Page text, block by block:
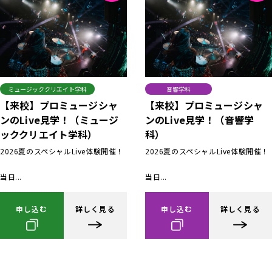
ミュージッククリエイト学科
【来校】プロミュージシャ
ンのLive見学！（ミュージ
ッククリエイト学科）
2026夏のスペシャルLive体験開催！
当日...
申し込む 詳しく見る
音響学科
【来校】プロミュージシャ
ンのLive見学！（音響学
科）
2026夏のスペシャルLive体験開催！
当日...
申し込む 詳しく見る